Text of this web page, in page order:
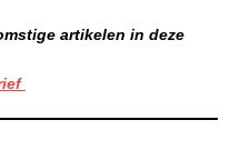
artikelen in deze